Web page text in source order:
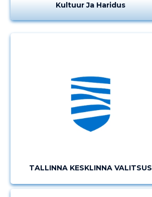
Kultuur Ja Haridus
TALLINNA KESKLINNA VALITSUS